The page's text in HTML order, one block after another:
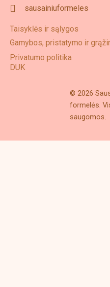
sausainiuformeles
Taisyklės ir sąlygos
Gamybos, pristatymo ir
Privatumo politika
DUK
© 2026
formelės.
saugomos.